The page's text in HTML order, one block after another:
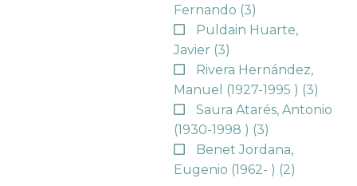
Fernando (3)
Puldain Huarte,
Javier (3)
Rivera Hernández,
Manuel (1927-1995 ) (3)
Saura Atarés, Antonio
(1930-1998 ) (3)
Benet Jordana,
Eugenio (1962- ) (2)